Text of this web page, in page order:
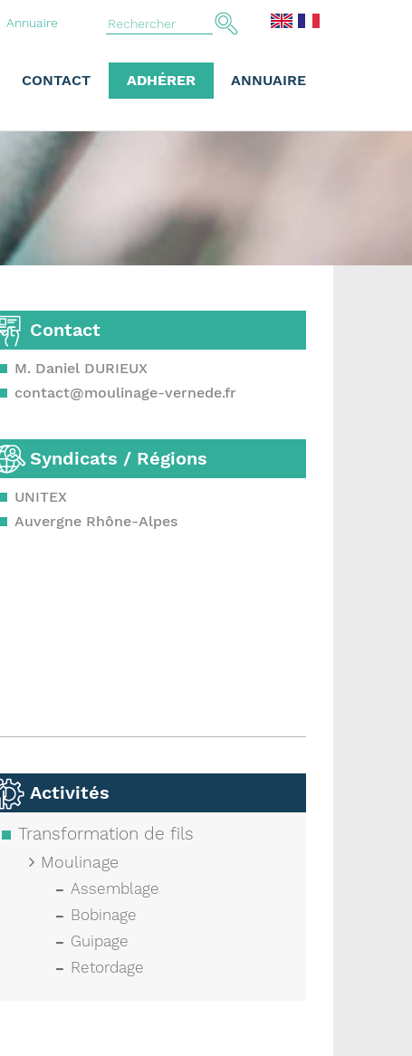
Annuaire
CONTACT ADHÉRER ANNUAIRE
Contact
M. Daniel DURIEUX
contact@moulinage-vernede.fr
Syndicats / Régions
UNITEX
Auvergne Rhône-Alpes
Activités
Transformation de fils
Moulinage
Assemblage
Bobinage
Guipage
Retordage